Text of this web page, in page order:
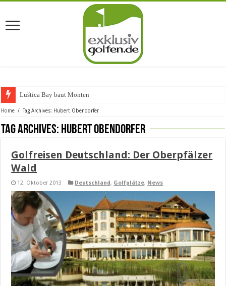
Luštica Bay baut Montenegros
Home / Tag Archives: Hubert Obendorfer
Tag Archives: Hubert Obendorfer
Golfreisen Deutschland: Der Oberpfälzer
Wald
12. Oktober 2013 Deutschland, Golfplätze, News